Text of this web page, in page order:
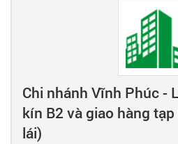
Chi nhánh Vĩnh Phúc -
kín B2 và giao hàng
lái)